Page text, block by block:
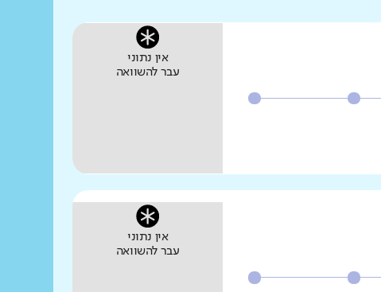
אין נתוני
עבר להשוואה
אין נתוני
עבר להשוואה